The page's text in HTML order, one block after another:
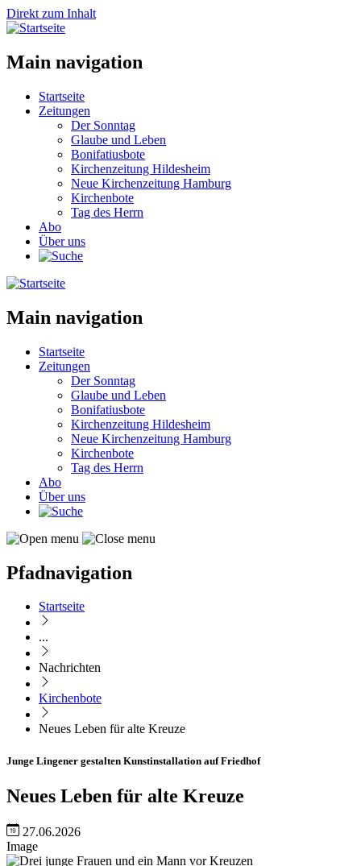
Direkt zum Inhalt
Main navigation
Startseite
Zeitungen
Der Sonntag
Glaube und Leben
Bonifatiusbote
Kirchenzeitung Hildesheim
Neue Kirchenzeitung Hamburg
Kirchenbote
Tag des Herrn
Abo
Über uns
Main navigation
Startseite
Zeitungen
Der Sonntag
Glaube und Leben
Bonifatiusbote
Kirchenzeitung Hildesheim
Neue Kirchenzeitung Hamburg
Kirchenbote
Tag des Herrn
Abo
Über uns
Pfadnavigation
Startseite
...
Nachrichten
Kirchenbote
Neues Leben für alte Kreuze
Junge Lingener gestalten Kunstinstallation auf Friedhof
Neues Leben für alte Kreuze
27.06.2026
Image